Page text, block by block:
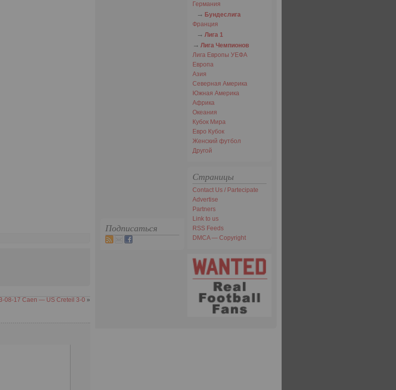
08-17 Caen — US Creteil 3-0 »
Подписаться
Германия
Бундеслига
Франция
Лига 1
Лига Чемпионов
Лига Европы УЕФА
Европа
Азия
Северная Америка
Южная Америка
Африка
Океания
Кубок Мира
Евро Кубок
Женский футбол
Другой
Страницы
Contact Us / Partecipate
Advertise
Partners
Link to us
RSS Feeds
DMCA — Copyright